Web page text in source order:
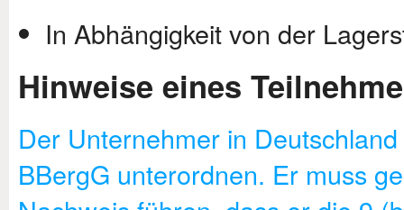
In Abhängigkeit von der
Hinweise eines
Der Unternehmer in
BBergG unterordnen. Er muss